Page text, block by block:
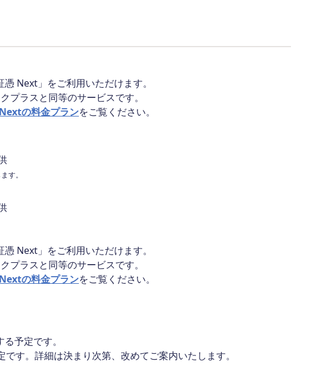
Next」をご利用いただけます。
プラスと同等のサービスです。
の料金プランをご覧ください。
す。
Next」をご利用いただけます。
プラスと同等のサービスです。
の料金プランをご覧ください。
予定です。
す。詳細は決まり次第、改めてご案内いたします。